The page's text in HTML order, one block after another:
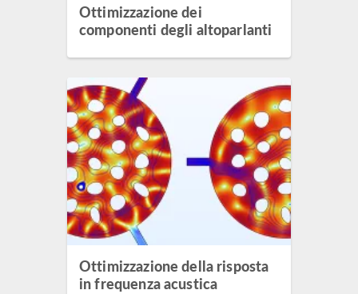
Ottimizzazione dei
componenti degli altoparlanti
Ottimizzazione della risposta
in frequenza acustica